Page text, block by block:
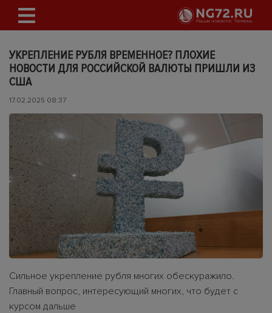
УКРЕПЛЕНИЕ РУБЛЯ ВРЕМЕННОЕ? ПЛОХИЕ
НОВОСТИ ДЛЯ РОССИЙСКОЙ ВАЛЮТЫ ПРИШЛИ ИЗ
США
17.02.2025 08:37
Сильное укрепление рубля многих обескуражило.
Главный вопрос, интересующий многих, что будет с
курсом дальше